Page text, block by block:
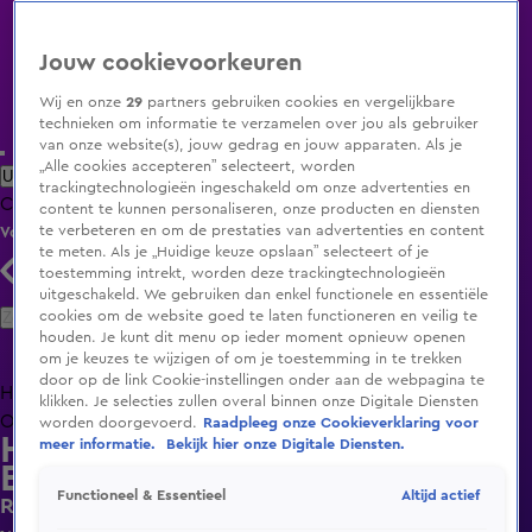
Uitzending Gemist Populaire programma's Zenders Genres
ClipsFilmsRadioSmart TV inlogShop
Volg KIJK
Zoeken
HomeUitzending Gemist Programma's De Bondgenoten
OranjezomerLivestreamsShop
Hart van Nederland - Late
Editie
Rioolprobleem in Deventer nog niet opgelost,
Jouw cookievoorkeuren
Wij en onze29 partners gebruiken cookies en vergelijkbare
technieken om informatie te verzamelen over jou als gebruiker
van onze website(s), jouw gedrag en jouw apparaten. Als je
„Alle cookies accepteren” selecteert, worden
trackingtechnologieën ingeschakeld om onze advertenties en
content te kunnen personaliseren, onze producten en diensten
te verbeteren en om de prestaties van advertenties en content
te meten. Als je „Huidige keuze opslaan” selecteert of je
toestemming intrekt, worden deze trackingtechnologieën
uitgeschakeld. We gebruiken dan enkel functionele en essentiële
cookies om de website goed te laten functioneren en veilig te
houden. Je kunt dit menu op ieder moment opnieuw openen
om je keuzes te wijzigen of om je toestemming in te trekken
door op de link Cookie-instellingen onder aan de webpagina te
klikken. Je selecties zullen overal binnen onze Digitale Diensten
worden doorgevoerd.
Raadpleeg onze Cookieverklaring voor
meer informatie.
Bekijk hier onze Digitale Diensten.
Functioneel & Essentieel Altijd actief